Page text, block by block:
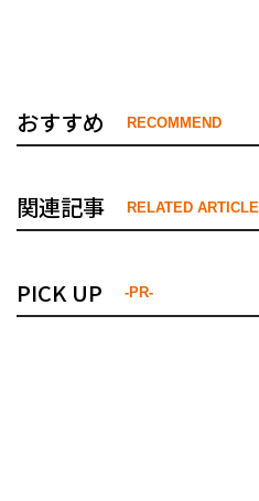
おすすめ RECOMMEND
関連記事 RELATED ARTICLE
PICK UP -PR-